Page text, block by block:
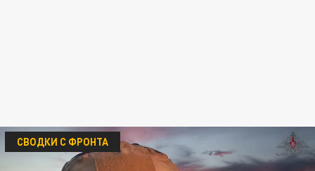
СВОДКИ С ФРОНТА